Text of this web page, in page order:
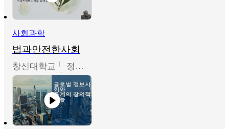
사회과학
법과안전한사회
창신대학교 정연균